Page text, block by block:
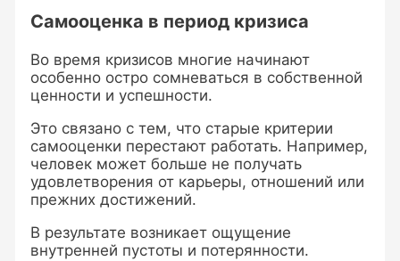
Самооценка в период кризиса
Во время кризисов многие начинают
особенно остро сомневаться в собственной
ценности и успешности.
Это связано с тем, что старые критерии
самооценки перестают работать. Например,
человек может больше не получать
удовлетворения от карьеры, отношений или
прежних достижений.
В результате возникает ощущение
внутренней пустоты и потерянности.